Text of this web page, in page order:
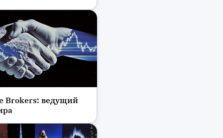
Brokers: ведущий